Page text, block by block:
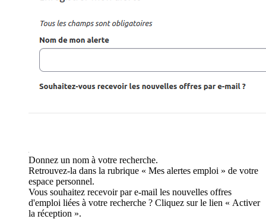
Donnez un nom à votre recherche.
Retrouvez-la dans la rubrique « Mes alertes emploi » de votre
espace personnel.
Vous souhaitez recevoir par e-mail les nouvelles offres
d'emploi liées à votre recherche ? Cliquez sur le lien « Activer
la réception ».